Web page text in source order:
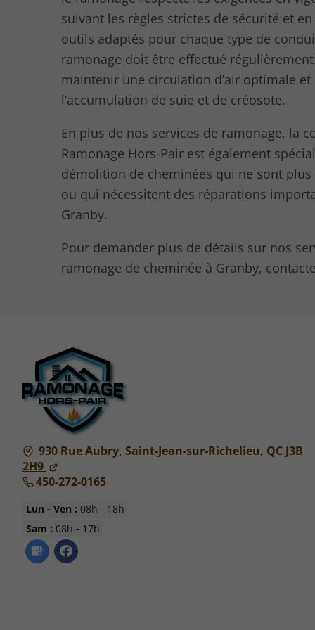
suivant les règles strictes de sécurité et
outils adaptés pour chaque type de
ramonage doit être effectué
maintenir une circulation d’air optimale
l’accumulation de suie et de créosote.
En plus de nos services de ramonage, la
Ramonage Hors-Pair est également
démolition de cheminées qui ne sont
ou qui nécessitent des réparations
Granby.
Pour demander plus de détails sur nos
ramonage de cheminée à Granby,
930 Rue Aubry, Saint-Jean-sur-Richelieu, QC J3B
2H9
450-272-0165
Lun - Ven : 08h - 18h
Sam : 08h - 17h